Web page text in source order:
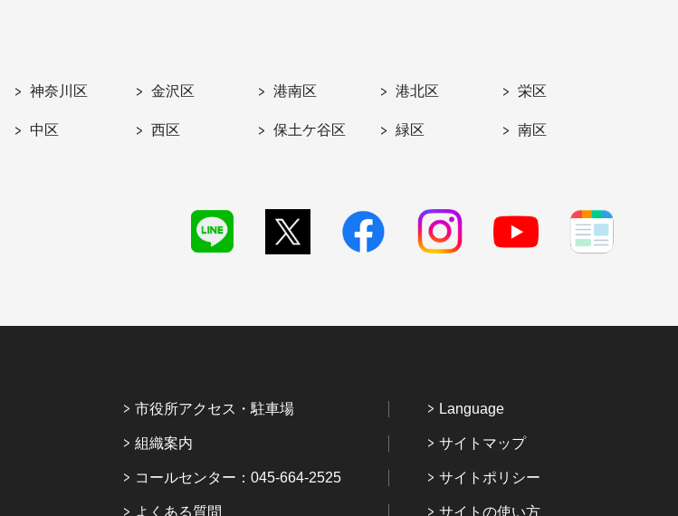
神奈川区 金沢区 港南区 港北区 栄区
中区 西区 保土ケ谷区 緑区 南区
市役所アクセス・駐車場
組織案内
コールセンター：045-664-2525
よくある質問
Language
サイトマップ
サイトポリシー
サイトの使い方